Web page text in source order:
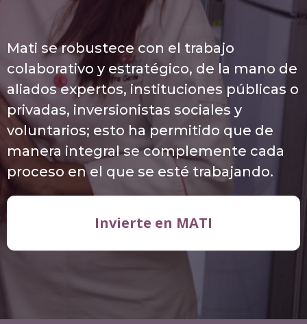
Mati se robustece con el trabajo
colaborativo y estratégico, de la mano de
aliados expertos, instituciones públicas o
privadas, inversionistas sociales y
voluntarios; esto ha permitido que de
manera integral se complemente cada
proceso en el que se esté trabajando.
Invierte en MATI